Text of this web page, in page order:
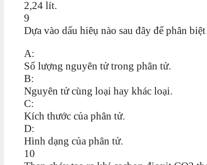
2,24 lít.
9
Dựa vào dấu hiêụ nào sau đây để phân
A:
Số lượng nguyên tử trong phân tử.
B:
Nguyên tử cùng loại hay khác loại.
C:
Kích thước của phân tử.
D:
Hình dạng của phân tử.
10